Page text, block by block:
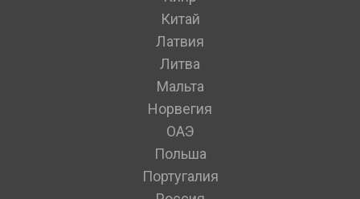
Китай
Латвия
Литва
Мальта
Норвегия
ОАЭ
Польша
Португалия